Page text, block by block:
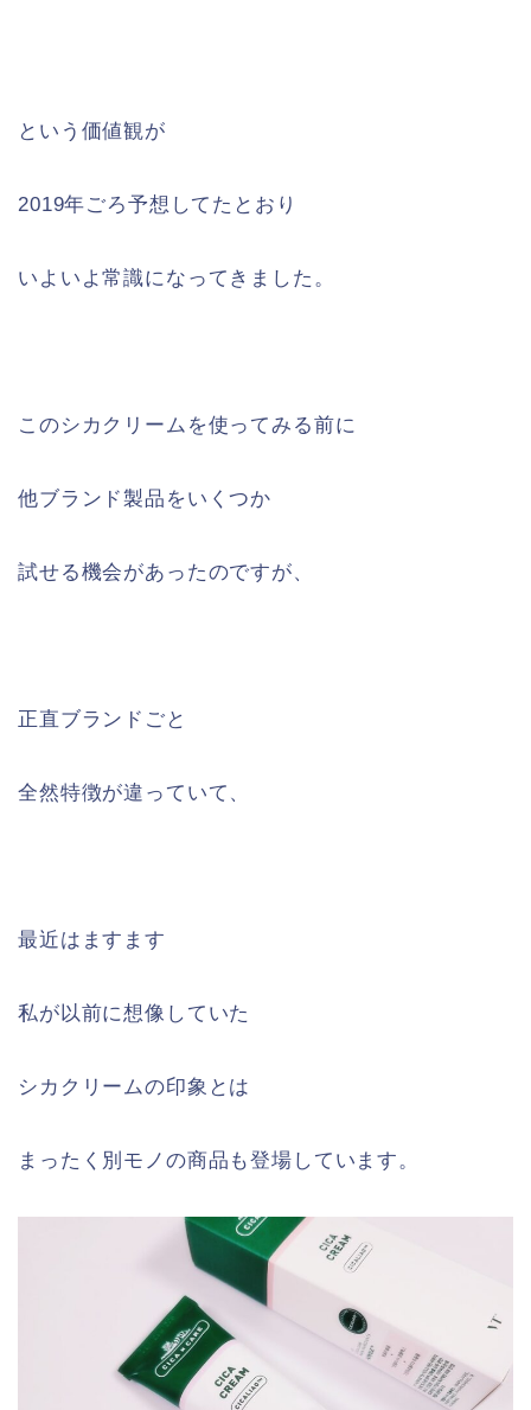
という価値観が
2019年ごろ予想してたとおり
いよいよ常識になってきました。
このシカクリームを使ってみる前に
他ブランド製品をいくつか
試せる機会があったのですが、
正直ブランドごと
全然特徴が違っていて、
最近はますます
私が以前に想像していた
シカクリームの印象とは
まったく別モノの商品も登場しています。